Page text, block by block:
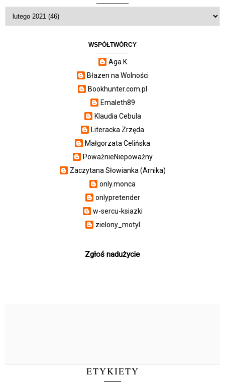
WSPÓŁTWÓRCY
Aga K
Błazen na Wolności
Bookhunter.com.pl
Emaleth89
Klaudia Cebula
Literacka Zrzęda
Małgorzata Celińska
PoważnieNiepoważny
Zaczytana Słowianka (Arnika)
only.monca
onlypretender
w-sercu-ksiazki
zielony_motyl
Zgłoś nadużycie
ETYKIETY